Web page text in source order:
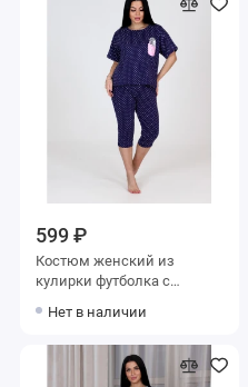
599 ₽
Костюм женский из
кулирки футболка с
Нет в наличии